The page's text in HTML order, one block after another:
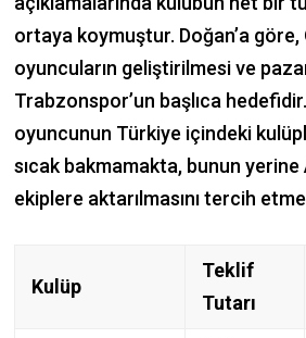
ortaya koymuştur. Doğan’a göre,
oyuncuların geliştirilmesi ve
Trabzonspor’un başlıca
oyuncunun Türkiye içindeki
sıcak bakmamakta, bunun yerine
ekiplere aktarılmasını tercih
Kulüp
Teklif
Tutarı